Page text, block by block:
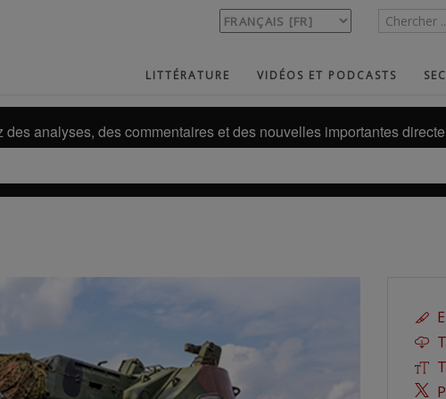
LITTÉRATURE VIDÉOS ET PODCASTS
des analyses, des commentaires et des nouvelles importantes